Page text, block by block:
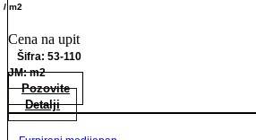
/ m2
Cena na upit
Šifra: 53-110
JM: m2
Pozovite
Detalji